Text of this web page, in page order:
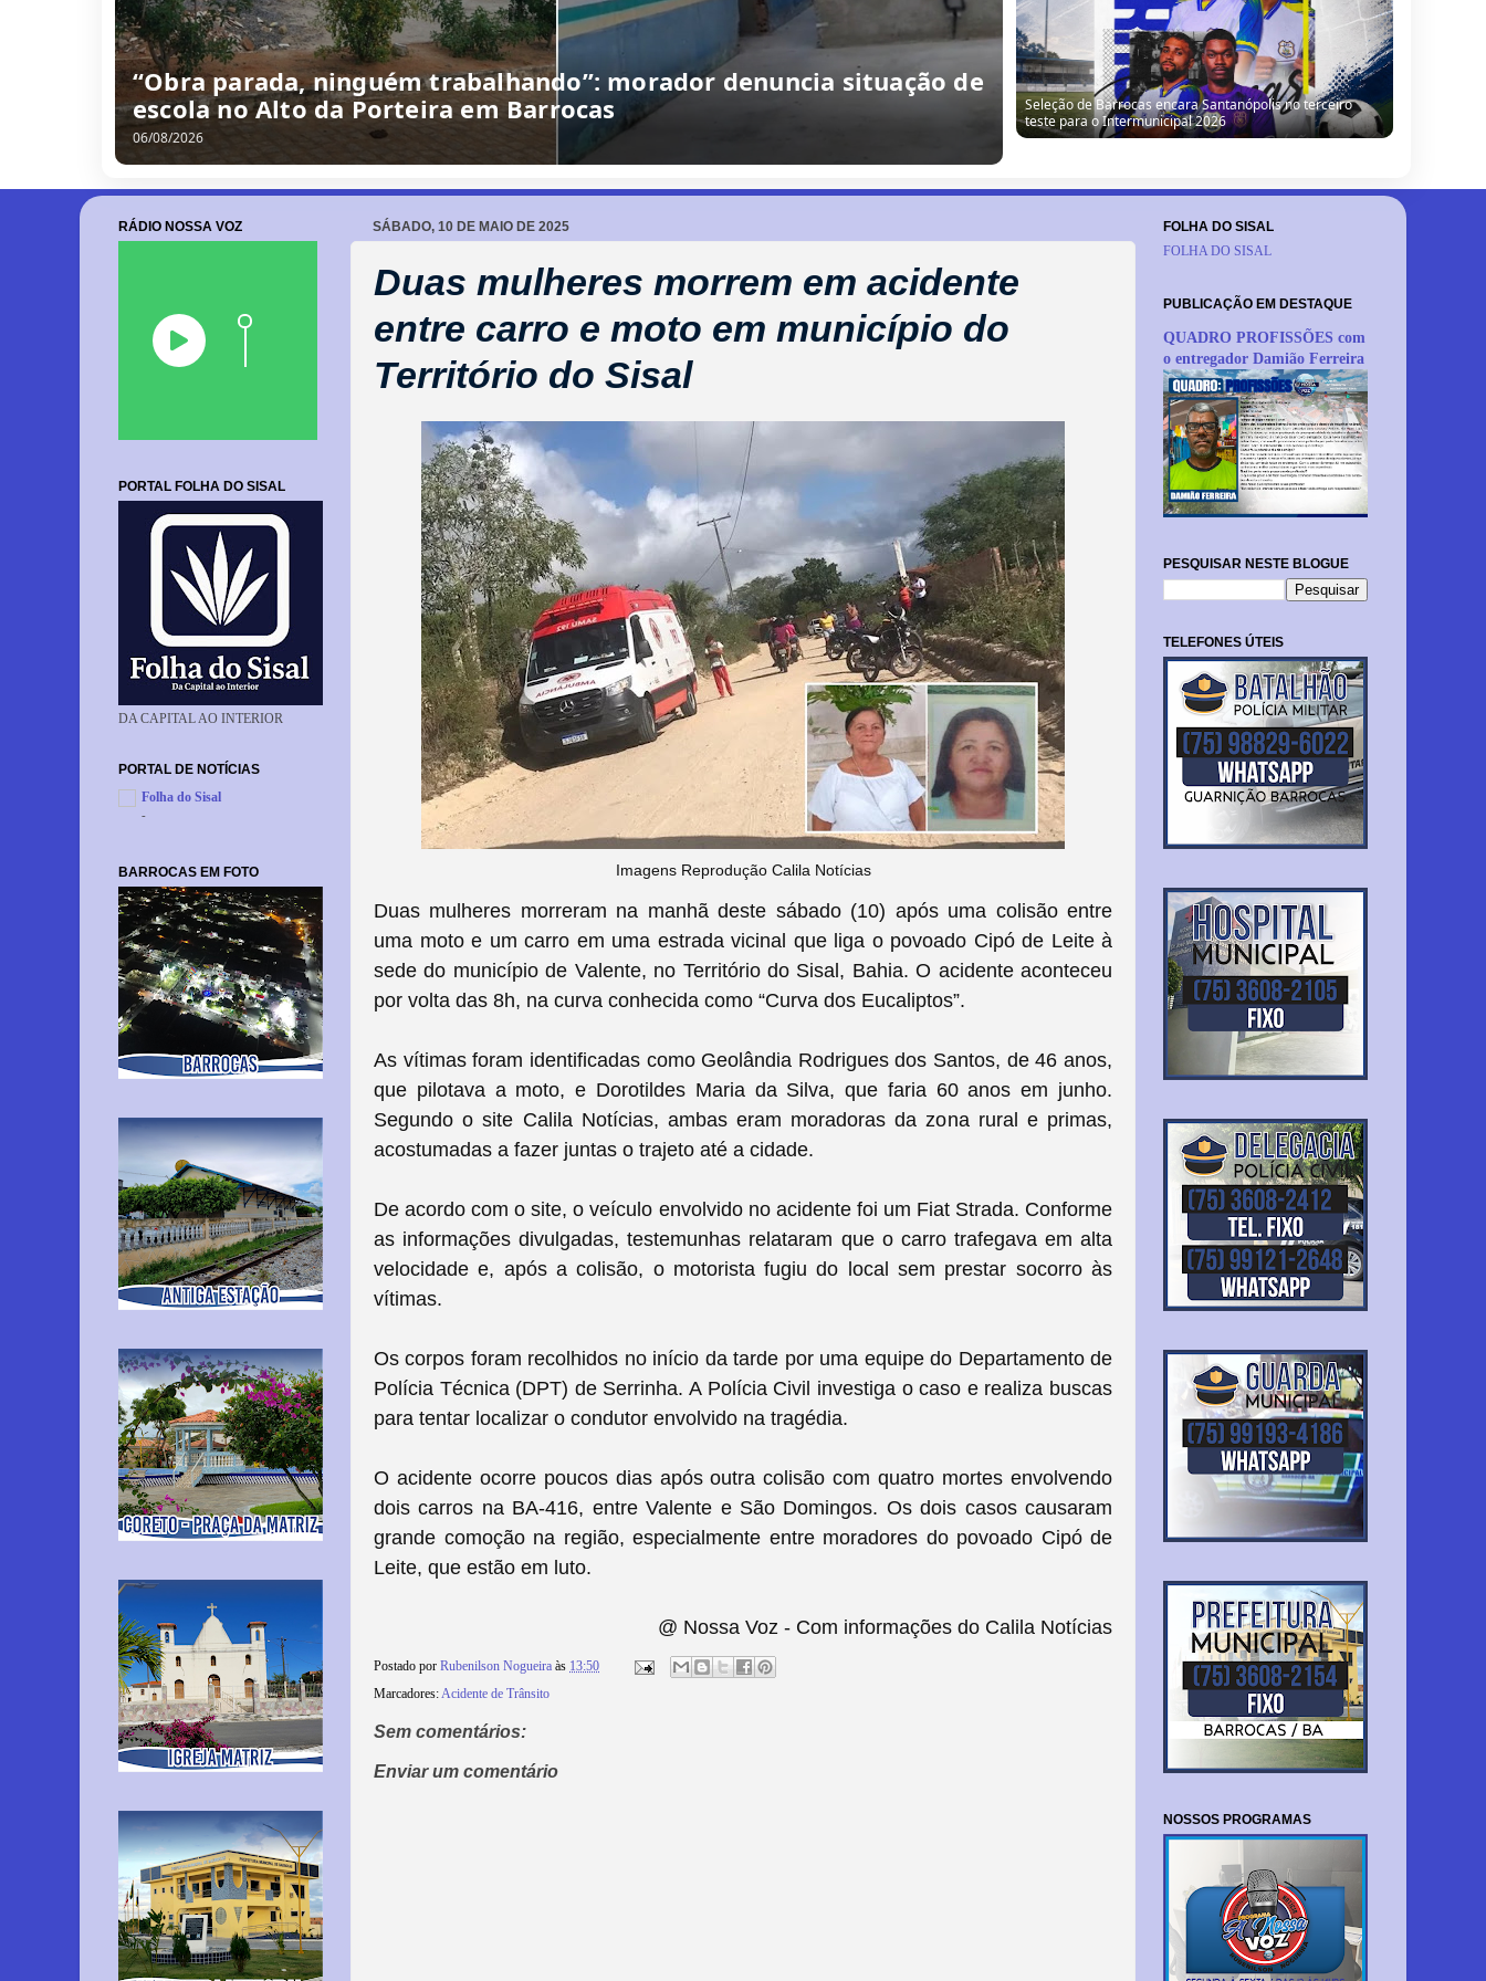
/
0
8
/
2
0
2
6
“Obra parada, ninguém trabalhando”: morador denuncia
situação de escola no Alto da Porteira em Barrocas
SÁBADO, 10 DE MAIO DE 2025
Duas mulheres morrem em acidente
entre carro e moto em município do
Território do Sisal
Imagens Reprodução Calila Notícias
Duas mulheres morreram na manhã deste sábado (10) após uma colisão entre
uma moto e um carro em uma estrada vicinal que liga o povoado Cipó de Leite à
sede do município de Valente, no Território do Sisal, Bahia. O acidente aconteceu
por volta das 8h, na curva conhecida como “Curva dos Eucaliptos”.
As vítimas foram identificadas como Geolândia Rodrigues dos Santos, de 46 anos,
que pilotava a moto, e Dorotildes Maria da Silva, que faria 60 anos em junho.
Segundo o site Calila Notícias, ambas eram moradoras da zona rural e primas,
acostumadas a fazer juntas o trajeto até a cidade.
De acordo com o site, o veículo envolvido no acidente foi um Fiat Strada. Conforme
as informações divulgadas, testemunhas relataram que o carro trafegava em alta
velocidade e, após a colisão, o motorista fugiu do local sem prestar socorro às
vítimas.
Os corpos foram recolhidos no início da tarde por uma equipe do Departamento de
Polícia Técnica (DPT) de Serrinha. A Polícia Civil investiga o caso e realiza buscas
para tentar localizar o condutor envolvido na tragédia.
O acidente ocorre poucos dias após outra colisão com quatro mortes envolvendo
dois carros na BA-416, entre Valente e São Domingos. Os dois casos causaram
grande comoção na região, especialmente entre moradores do povoado Cipó de
Leite, que estão em luto.
@ Nossa Voz - Com informações do Calila Notícias
Postado por Rubenilson Nogueira às 13:50
Marcadores:Acidente de Trânsito
Sem comentários:
Enviar um comentário
RÁDIO NOSSA VOZ
PORTAL FOLHA DO SISAL
DA CAPITAL AO INTERIOR
PORTAL DE NOTÍCIAS
Folha do Sisal
-
BARROCAS EM FOTO
FOLHA DO SISAL
FOLHA DO SISAL
PUBLICAÇÃO EM DESTAQUE
QUADRO PROFISSÕES com
o entregador Damião Ferreira
PESQUISAR NESTE BLOGUE
TELEFONES ÚTEIS
NOSSOS PROGRAMAS